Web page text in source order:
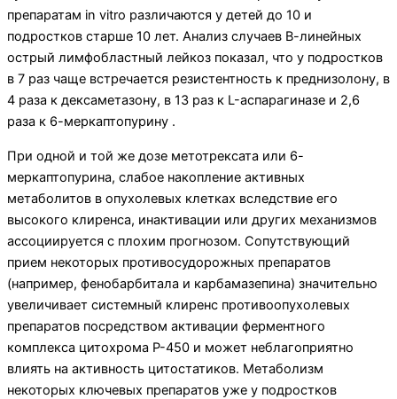
препаратам in vitro различаются у детей до 10 и
подростков старше 10 лет. Анализ случаев В-линейных
острый лимфобластный лейкоз показал, что у подростков
в 7 раз чаще встречается резистентность к преднизолону, в
4 раза к дексаметазону, в 13 раз к L-аспарагиназе и 2,6
раза к 6-меркаптопурину .
При одной и той же дозе метотрексата или 6-
меркаптопурина, слабое накопление активных
метаболитов в опухолевых клетках вследствие его
высокого клиренса, инактивации или других механизмов
ассоциируется с плохим прогнозом. Сопутствующий
прием некоторых противосудорожных препаратов
(например, фенобарбитала и карбамазепина) значительно
увеличивает системный клиренс противоопухолевых
препаратов посредством активации ферментного
комплекса цитохрома P-450 и может неблагоприятно
влиять на активность цитостатиков. Метаболизм
некоторых ключевых препаратов уже у подростков